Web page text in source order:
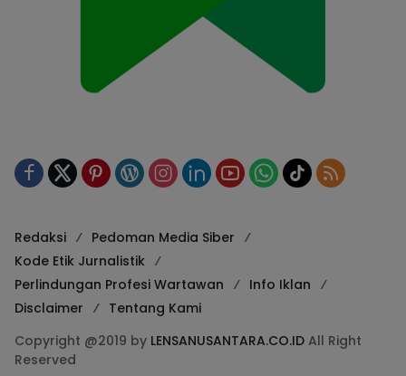
Redaksi
Pedoman Media Siber
Kode Etik Jurnalistik
Perlindungan Profesi Wartawan
Info Iklan
Disclaimer
Tentang Kami
Copyright @2019 by LENSANUSANTARA.CO.ID All Right
Reserved